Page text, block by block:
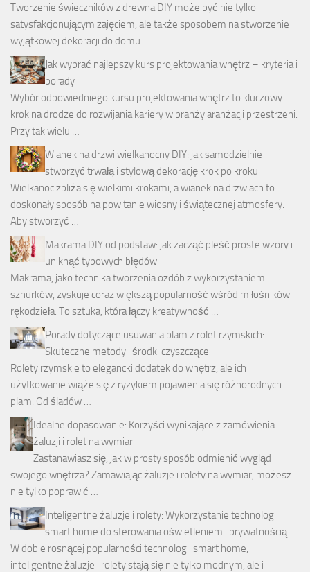
Tworzenie świeczników z drewna DIY może być nie tylko
satysfakcjonującym zajęciem, ale także sposobem na stworzenie
wyjątkowej dekoracji do domu. …
Jak wybrać najlepszy kurs projektowania wnętrz – kryteria i
porady
Wybór odpowiedniego kursu projektowania wnętrz to kluczowy
krok na drodze do rozwijania kariery w branży aranżacji przestrzeni.
Przy tak wielu …
Wianek na drzwi wielkanocny DIY: jak samodzielnie
stworzyć trwałą i stylową dekorację krok po kroku
Wielkanoc zbliża się wielkimi krokami, a wianek na drzwiach to
doskonały sposób na powitanie wiosny i świątecznej atmosfery.
Aby stworzyć …
Makrama DIY od podstaw: jak zacząć pleść proste wzory i
uniknąć typowych błędów
Makrama, jako technika tworzenia ozdób z wykorzystaniem
sznurków, zyskuje coraz większą popularność wśród miłośników
rękodzieła. To sztuka, która łączy kreatywność …
Porady dotyczące usuwania plam z rolet rzymskich:
Skuteczne metody i środki czyszczące
Rolety rzymskie to elegancki dodatek do wnętrz, ale ich
użytkowanie wiąże się z ryzykiem pojawienia się różnorodnych
plam. Od śladów …
Idealne dopasowanie: Korzyści wynikające z zamówienia
żaluzji i rolet na wymiar
Zastanawiasz się, jak w prosty sposób odmienić wygląd
swojego wnętrza? Zamawiając żaluzje i rolety na wymiar, możesz
nie tylko poprawić …
Inteligentne żaluzje i rolety: Wykorzystanie technologii
smart home do sterowania oświetleniem i prywatnością
W dobie rosnącej popularności technologii smart home,
inteligentne żaluzje i rolety stają się nie tylko modnym, ale i